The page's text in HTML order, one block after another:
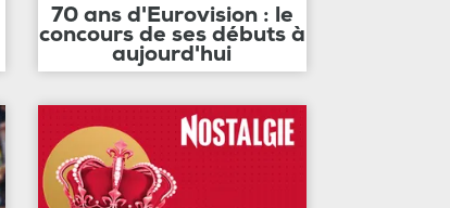
70 ans d'Eurovision : le
concours de ses débuts à
aujourd'hui